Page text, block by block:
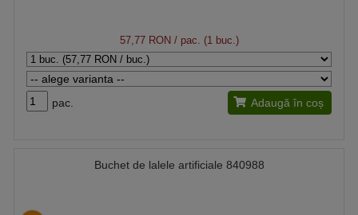
57,77 RON/ pac. (1 buc.)
pac. Adaugă în coș
Buchet de lalele artificiale 840988